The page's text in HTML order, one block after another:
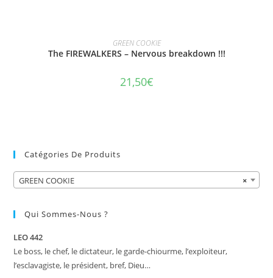
AJOUTER AU PANIER
GREEN COOKIE
The FIREWALKERS – Nervous breakdown !!!
21,50€
Catégories De Produits
×
GREEN COOKIE
Qui Sommes-Nous ?
LEO 442
Le boss, le chef, le dictateur, le garde-chiourme, l’exploiteur,
l’esclavagiste, le président, bref, Dieu…